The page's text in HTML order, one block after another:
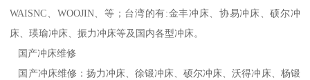
WAISNC、WOOJIN、等；台湾的有:金丰冲床、协易冲床、硕尔冲
床、瑛瑜冲床、振力冲床等及国内各型冲床。
国产冲床维修
国产冲床维修：扬力冲床、徐锻冲床、硕尔冲床、沃得冲床、杨锻